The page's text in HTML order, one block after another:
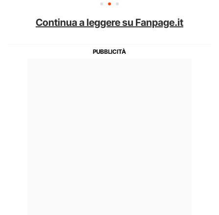
Continua a leggere su Fanpage.it